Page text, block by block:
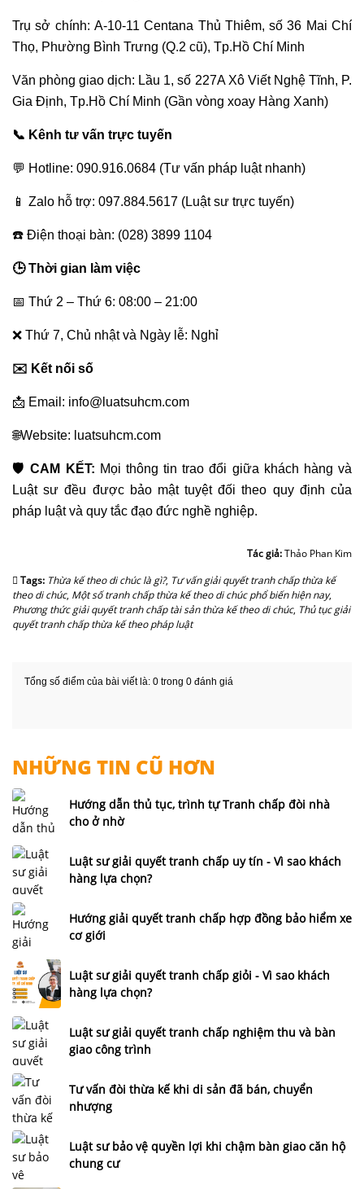
Trụ sở chính: A-10-11 Centana Thủ Thiêm, số 36 Mai Chí
Thọ, Phường Bình Trưng (Q.2 cũ), Tp.Hồ Chí Minh
Văn phòng giao dịch: Lầu 1, số 227A Xô Viết Nghệ Tĩnh, P.
Gia Định, Tp.Hồ Chí Minh (Gần vòng xoay Hàng Xanh)
📞 Kênh tư vấn trực tuyến
💬 Hotline: 090.916.0684 (Tư vấn pháp luật nhanh)
📱 Zalo hỗ trợ: 097.884.5617 (Luật sư trực tuyến)
☎️ Điện thoại bàn: (028) 3899 1104
🕒 Thời gian làm việc
📅 Thứ 2 – Thứ 6: 08:00 – 21:00
❌ Thứ 7, Chủ nhật và Ngày lễ: Nghỉ
✉️ Kết nối số
📩 Email: info@luatsuhcm.com
🌐Website: luatsuhcm.com
🛡️ CAM KẾT: Mọi thông tin trao đổi giữa khách hàng và
Luật sư đều được bảo mật tuyệt đối theo quy định của
pháp luật và quy tắc đạo đức nghề nghiệp.
Tác giả:Thảo Phan Kim
Tags: Thừa kế theo di chúc là gì?, Tư vấn giải quyết tranh chấp thừa kế
theo di chúc, Một số tranh chấp thừa kế theo di chúc phổ biến hiện nay,
Phương thức giải quyết tranh chấp tài sản thừa kế theo di chúc, Thủ tục giải
quyết tranh chấp thừa kế theo pháp luật
Tổng số điểm của bài viết là: 0 trong 0 đánh giá
NHỮNG TIN CŨ HƠN
Hướng dẫn thủ tục, trình tự Tranh chấp đòi nhà
cho ở nhờ
Luật sư giải quyết tranh chấp uy tín - Vì sao khách
hàng lựa chọn?
Hướng giải quyết tranh chấp hợp đồng bảo hiểm xe
cơ giới
Luật sư giải quyết tranh chấp giỏi - Vì sao khách
hàng lựa chọn?
Luật sư giải quyết tranh chấp nghiệm thu và bàn
giao công trình
Tư vấn đòi thừa kế khi di sản đã bán, chuyển
nhượng
Luật sư bảo vệ quyền lợi khi chậm bàn giao căn hộ
chung cư